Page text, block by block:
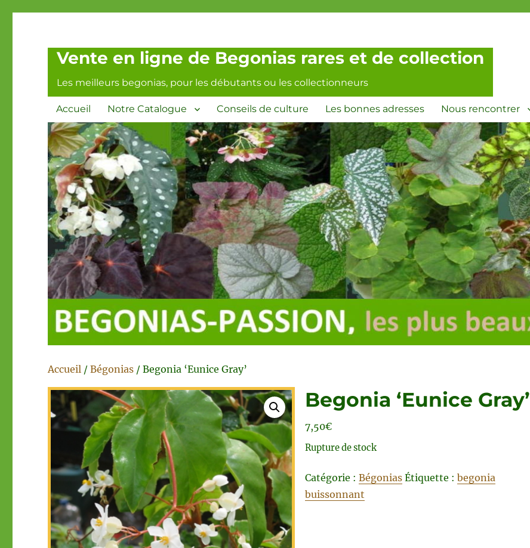
Vente en ligne de Begonias rares et de collection
Les meilleurs begonias, pour les débutants ou les collectionneurs
Accueil Notre Catalogue Conseils de culture Les bonnes adresses Nous rencontrer
Accueil /Bégonias / Begonia ‘Eunice Gray’
Begonia ‘Eunice Gray’
7,50€
Rupture de stock
Catégorie :Bégonias Étiquette :begonia
buissonnant